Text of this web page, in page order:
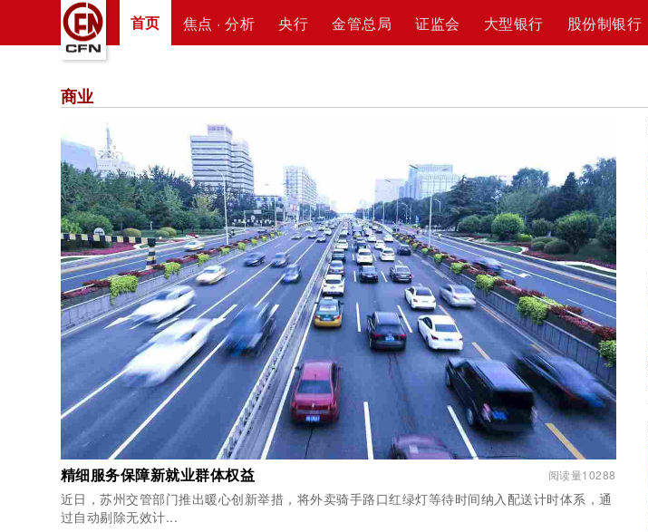
首页 焦点 · 分析 央行 金管总局 证监会 大型银行 股份制银行
商业
精细服务保障新就业群体权益 阅读量10288
近日，苏州交管部门推出暖心创新举措，将外卖骑手路口红绿灯等待时间纳入配送计时体系，通
过自动剔除无效计...